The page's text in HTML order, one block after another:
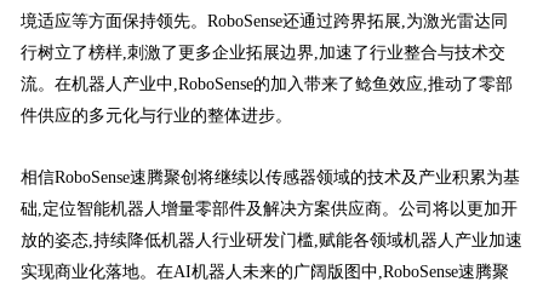
境适应等方面保持领先。RoboSense还通过跨界拓展,为激光雷达同
行树立了榜样,刺激了更多企业拓展边界,加速了行业整合与技术交
流。在机器人产业中,RoboSense的加入带来了鲶鱼效应,推动了零部
件供应的多元化与行业的整体进步。
相信RoboSense速腾聚创将继续以传感器领域的技术及产业积累为基
础,定位智能机器人增量零部件及解决方案供应商。公司将以更加开
放的姿态,持续降低机器人行业研发门槛,赋能各领域机器人产业加速
实现商业化落地。在AI机器人未来的广阔版图中,RoboSense速腾聚